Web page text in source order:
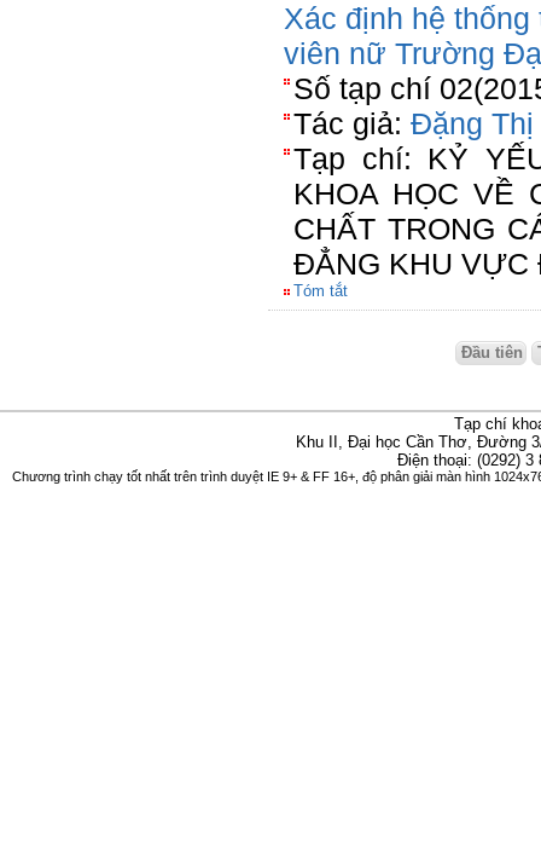
Xác định hệ
viên nữ Trường
Số tạp chí
Tác giả: Đặng Thị
Tạp chí: KỶ
KHOA HỌC VỀ
CHẤT TRONG
ĐẲNG KHU VỰC
Tóm tắt
Đầu tiên
Tạp chí
Khu II, Đại học Cần Thơ, Đường
Điện thoại: (0292)
Chương trình chạy tốt nhất trên trình duyệt IE 9+ & FF 16+, độ phân giải màn hình